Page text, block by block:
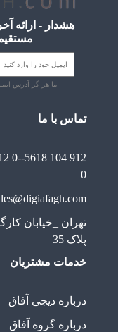
هشدار - ارائه
ما هر گز آدرس
تماس با ما
0--5618 104 912
0
پلاک 35
خدمات مشتریان
درباره دیجی آفاق
درباره گروه آفاق